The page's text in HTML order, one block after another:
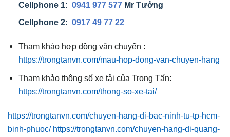
Cellphone 1:0941 977 577 Mr Tưởng
Cellphone 2:0917 49 77 22
Tham khảo hợp đồng vận chuyển :
https://trongtanvn.com/mau-hop-dong-van-chuyen-hang
Tham khảo thông số xe tải của Trọng Tấn:
https://trongtanvn.com/thong-so-xe-tai/
https://trongtanvn.com/chuyen-hang-di-bac-ninh-tu-tp-hcm-
binh-phuoc/ https://trongtanvn.com/chuyen-hang-di-quang-